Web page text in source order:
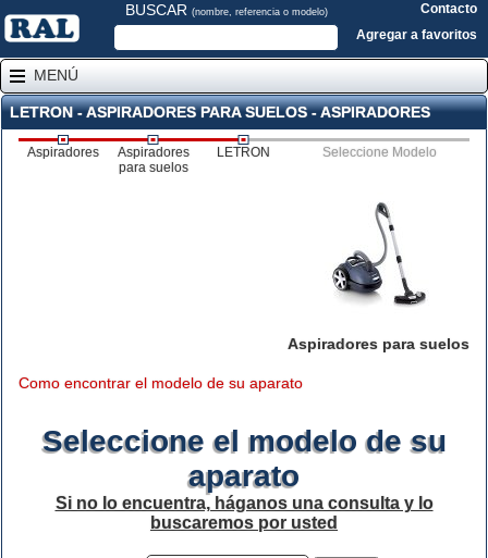
BUSCAR (nombre, referencia o modelo)
Contacto
Agregar a favoritos
MENÚ
LETRON - ASPIRADORES PARA SUELOS - ASPIRADORES
Aspiradores
Aspiradores
para suelos
LETRON Seleccione Modelo
Aspiradores para suelos
Como encontrar el modelo de su aparato
Seleccione el modelo de su
aparato
Si no lo encuentra, háganos una consulta y lo
buscaremos por usted